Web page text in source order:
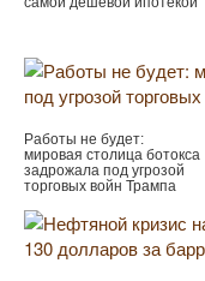
Работы не будет:
мировая столица ботокса
задрожала под угрозой
торговых войн Трампа